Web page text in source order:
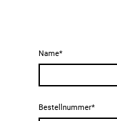
Name*
Bestellnummer*